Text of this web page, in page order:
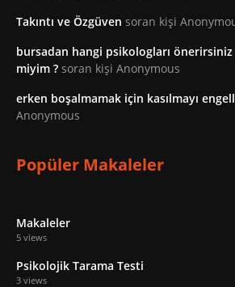
Takıntı ve Özgüven soran kişi
bursadan hangi psikologları
miyim ? soran kişi Anonymous
erken boşalmamak için kasılmayı
Anonymous
Popüler Makaleler
Makaleler
5 views
Psikolojik Tarama Testi
3 views